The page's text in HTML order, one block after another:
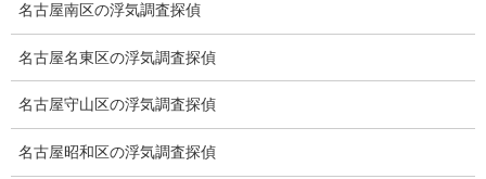
GPS検索調査
GPS調査
車両調査
浮気調査地域
名古屋南区の浮気調査探偵
名古屋名東区の浮気調査探偵
名古屋守山区の浮気調査探偵
名古屋昭和区の浮気調査探偵